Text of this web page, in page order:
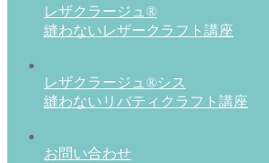
レザクラージュ®
縫わないレザークラフト講座
レザクラージュ®シス
縫わないリバティクラフト講座
お問い合わせ